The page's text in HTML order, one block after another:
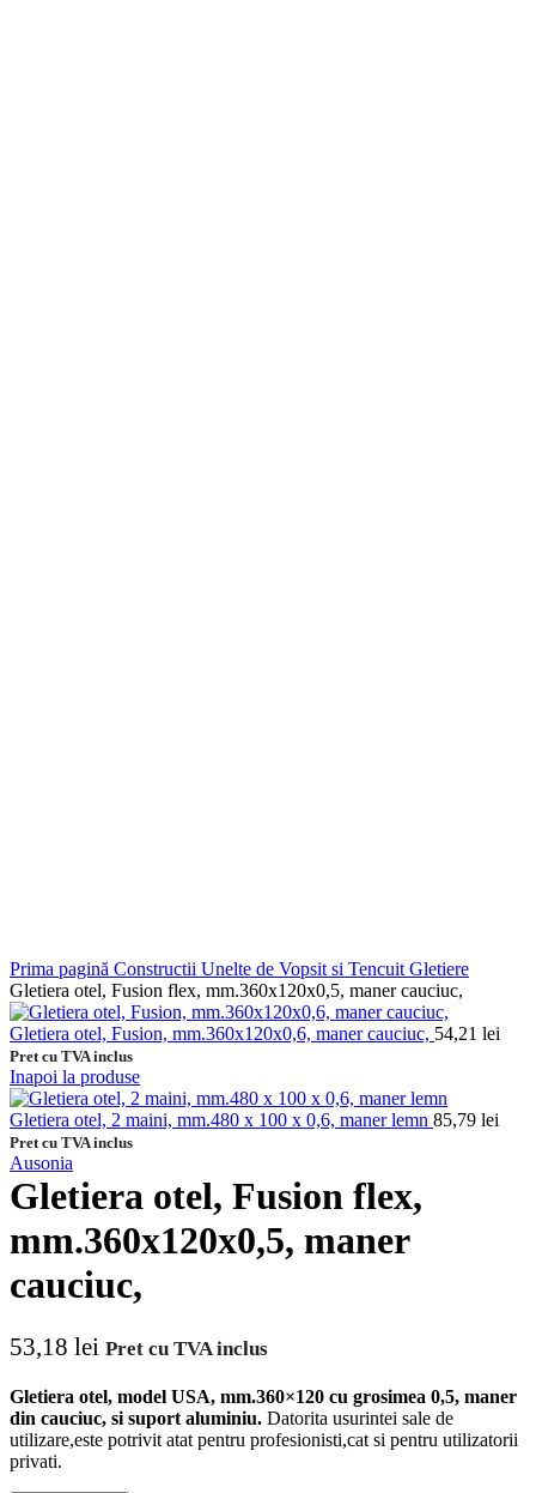
Prima pagină Constructii Unelte de Vopsit si Tencuit Gletiere
Gletiera otel, Fusion flex, mm.360x120x0,5, maner cauciuc,
Gletiera otel, Fusion, mm.360x120x0,6, maner cauciuc, 54,21 lei
Pret cu TVA inclus
Inapoi la produse
Gletiera otel, 2 maini, mm.480 x 100 x 0,6, maner lemn 85,79 lei
Pret cu TVA inclus
Ausonia
Gletiera otel, Fusion flex,
mm.360x120x0,5, maner
cauciuc,
53,18 lei Pret cu TVA inclus
Gletiera otel, model USA, mm.360×120 cu grosimea 0,5, maner
din cauciuc, si suport aluminiu. Datorita usurintei sale de
utilizare,este potrivit atat pentru profesionisti,cat si pentru utilizatorii
privati.